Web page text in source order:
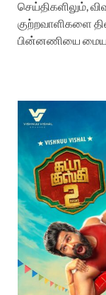
செய்திகளிலும்,
குற்றவாளிகளை
பின்னணியை